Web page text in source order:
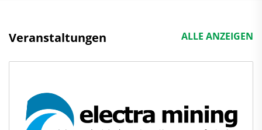
Veranstaltungen ALLE ANZEIGEN